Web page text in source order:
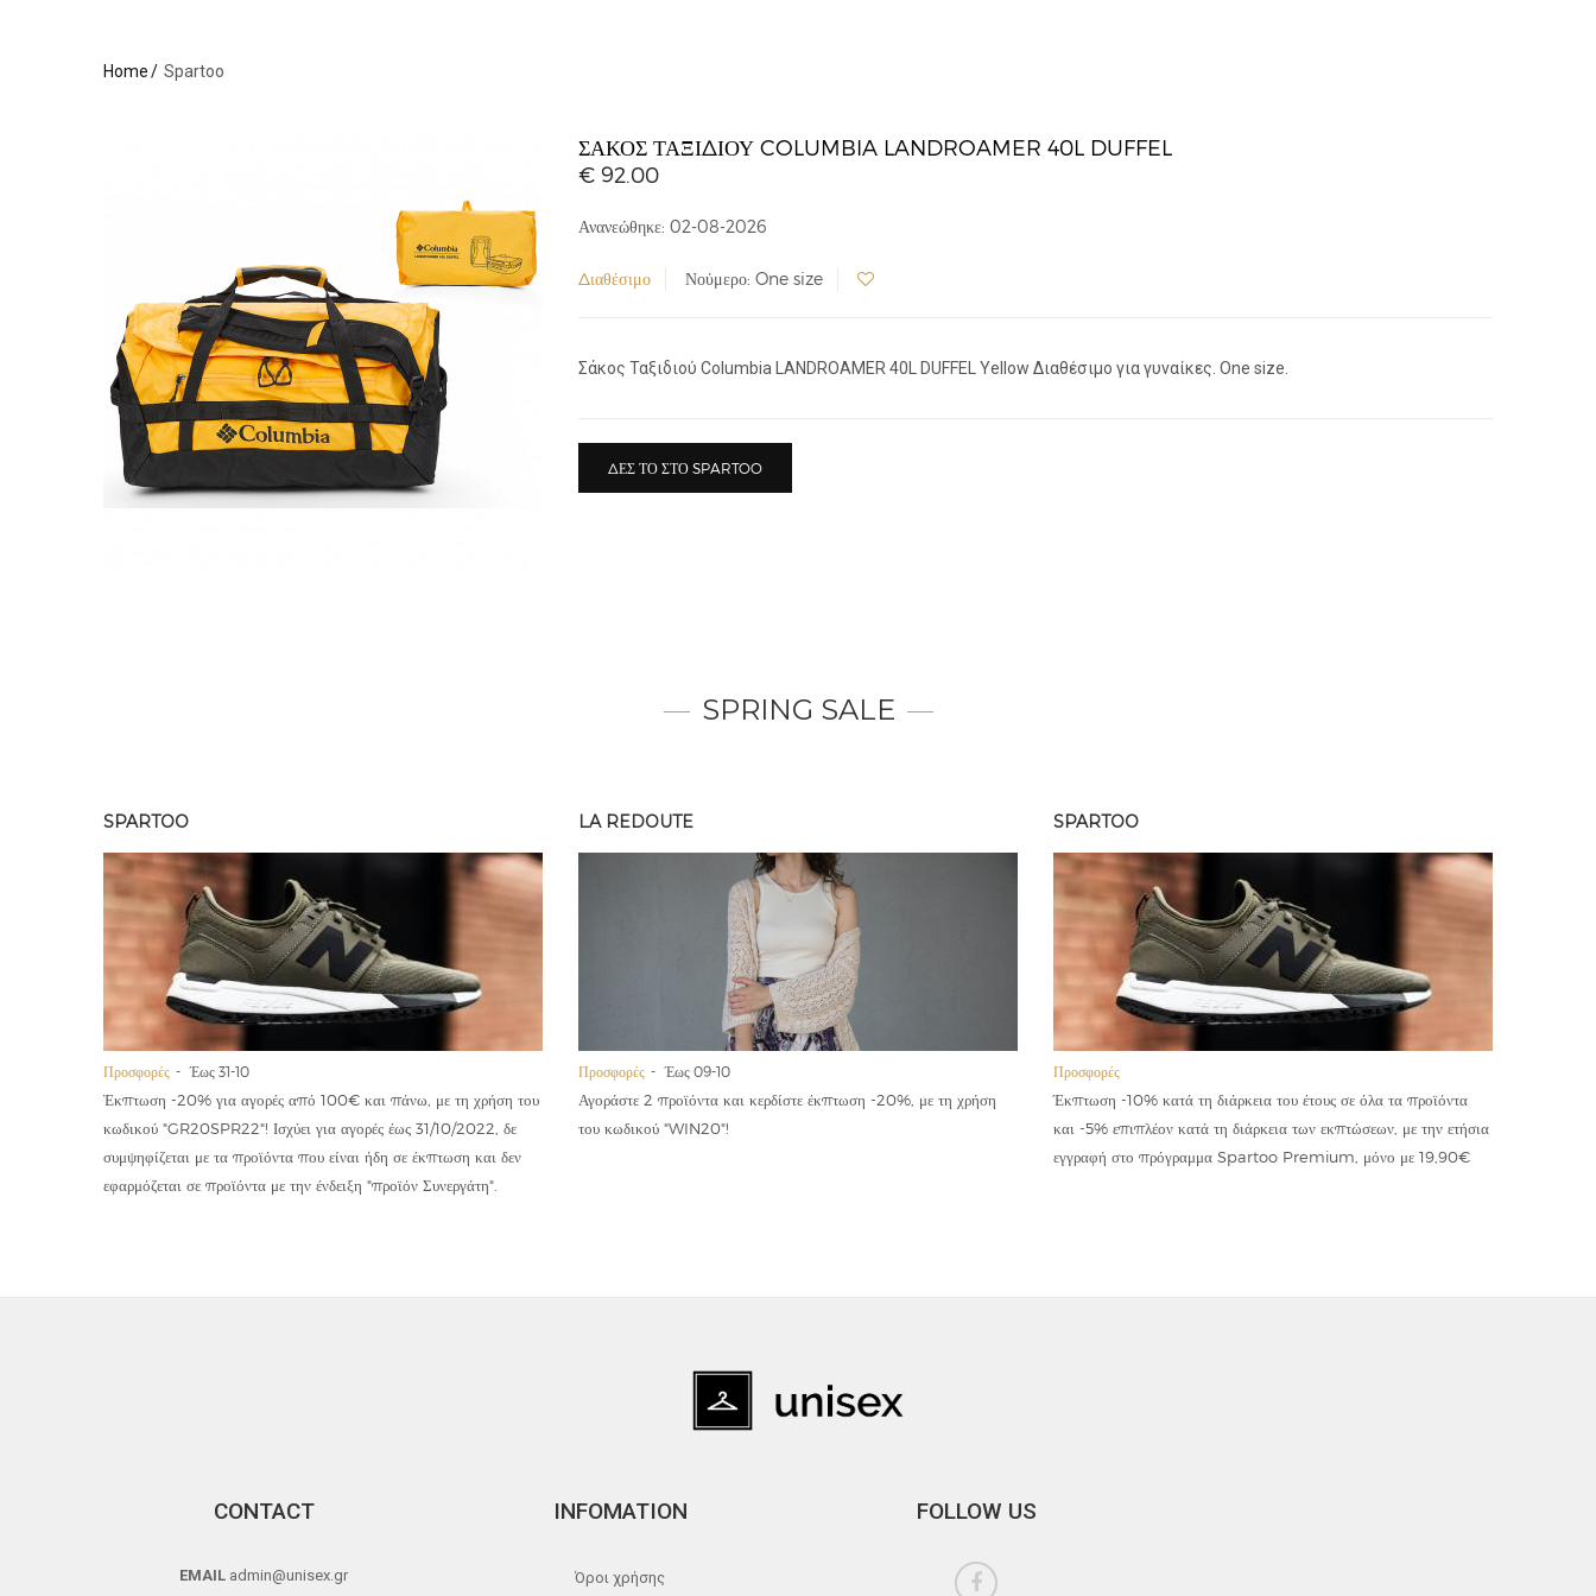
Home Spartoo
ΣΆΚΟΣ ΤΑΞΙΔΙΟΎ COLUMBIA LANDROAMER 40L DUFFEL
€ 92.00
Ανανεώθηκε: 02-08-2026
Διαθέσιμο Νούμερο: One size
Σάκος Ταξιδιού Columbia LANDROAMER 40L DUFFEL Yellow Διαθέσιμο για γυναίκες. One size.
ΔΕΣ ΤΟ ΣΤΟ SPARTOO
SPRING SALE
SPARTOO
Προσφορές Έως 31-10
Έκπτωση -20% για αγορές από 100€ και πάνω, με τη χρήση του
κωδικού "GR20SPR22"! Ισχύει για αγορές έως 31/10/2022, δε
συμψηφίζεται με τα προϊόντα που είναι ήδη σε έκπτωση και δεν
εφαρμόζεται σε προϊόντα με την ένδειξη "προϊόν Συνεργάτη".
LA REDOUTE
Προσφορές Έως 09-10
Αγοράστε 2 προϊόντα και κερδίστε έκπτωση -20%, με τη χρήση
του κωδικού "WIN20"!
SPARTOO
Προσφορές
Έκπτωση -10% κατά τη διάρκεια του έτους σε όλα τα προϊόντα
και -5% επιπλέον κατά τη διάρκεια των εκπτώσεων, με την ετήσια
εγγραφή στο πρόγραμμα Spartoo Premium, μόνο με 19,90€
CONTACT
EMAIL admin@unisex.gr
INFOMATION
Όροι χρήσης
FOLLOW US